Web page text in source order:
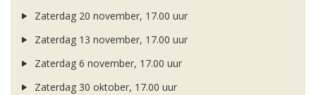
Zaterdag 20 november, 17.00 uur
Zaterdag 13 november, 17.00 uur
Zaterdag 6 november, 17.00 uur
Zaterdag 30 oktober, 17.00 uur